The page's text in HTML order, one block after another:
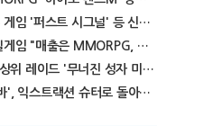
코리아보드게임즈, 추론 게임 '퍼스트 시그널' 등 신작 보드게임 4종 출시
여름 성수기 맞은 모바일게임 "매출은 MMORPG, 인기는 캐주얼"
넥슨, '던전앤파이터' 최상위 레이드 '무너진 성자 미카엘라' 업데이트
한 시대 풍미한 FPS '아바', 익스트랙션 슈터로 돌아온다